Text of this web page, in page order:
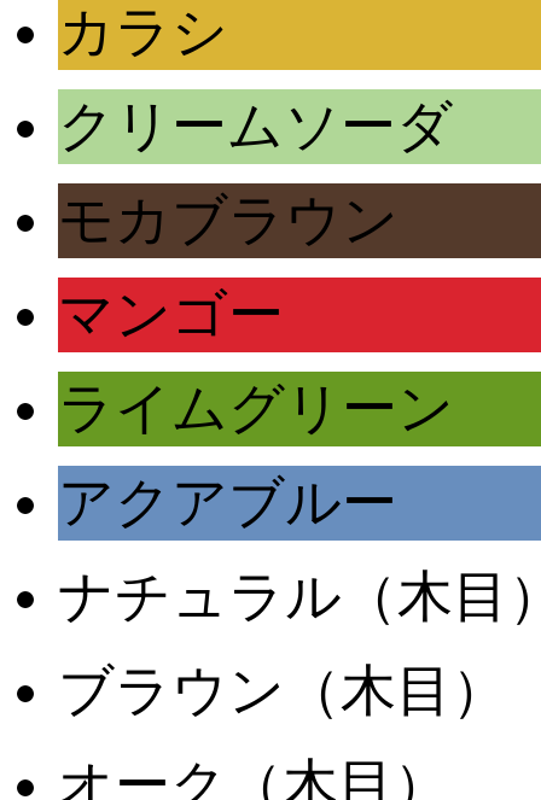
カラシ
クリームソーダ
モカブラウン
マンゴー
ライムグリーン
アクアブルー
ナチュラル（木目
ブラウン（木目）
オーク（木目）